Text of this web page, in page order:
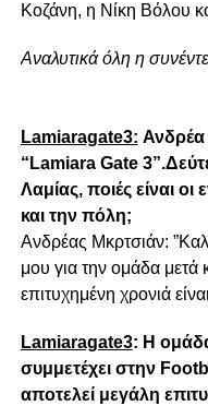
Κοζάνη, η Νίκη Βόλου
Αναλυτικά όλη η
Lamiaragate3:
“Lamiara Gate
Λαμίας, ποιές είναι
και την πόλη;
Aνδρέας Μκρτσιάν:
μου για την ομάδα
επιτυχημένη χρονιά
Lamiaragate3: H
συμμετέχει στην
αποτελεί μεγάλη